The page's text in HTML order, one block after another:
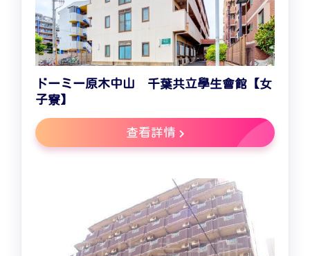
ドーミー原木中山 千葉共立學生會館【女
子寮】
查看詳情